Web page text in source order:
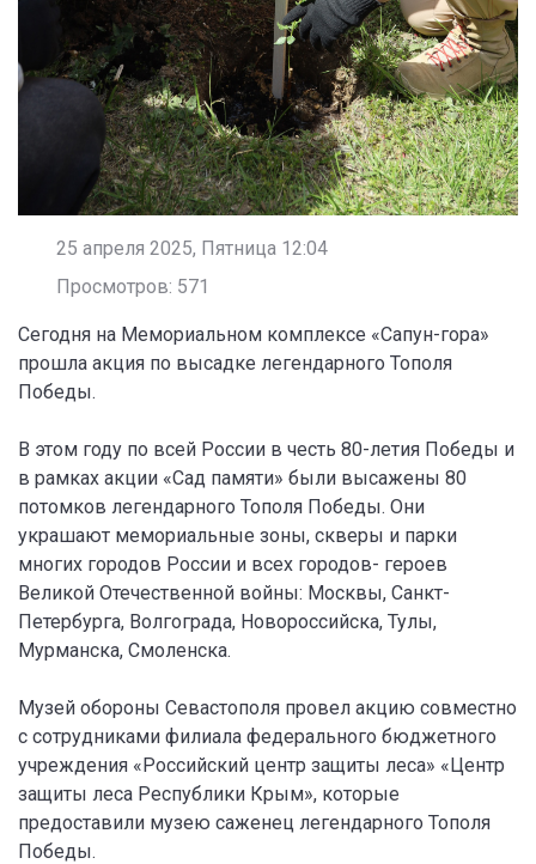
25 апреля 2025, Пятница 12:04
Просмотров: 571
Сегодня на Мемориальном комплексе «Сапун-гора»
прошла акция по высадке легендарного Тополя
Победы.
В этом году по всей России в честь 80-летия Победы и
в рамках акции «Сад памяти» были высажены 80
потомков легендарного Тополя Победы. Они
украшают мемориальные зоны, скверы и парки
многих городов России и всех городов- героев
Великой Отечественной войны: Москвы, Санкт-
Петербурга, Волгограда, Новороссийска, Тулы,
Мурманска, Смоленска.
Музей обороны Севастополя провел акцию совместно
с сотрудниками филиала федерального бюджетного
учреждения «Российский центр защиты леса» «Центр
защиты леса Республики Крым», которые
предоставили музею саженец легендарного Тополя
Победы.